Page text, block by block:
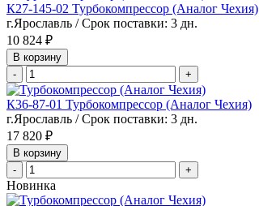
К27-145-02 Турбокомпрессор (Аналог Чехия)
г.Ярославль / Срок поставки: 3 дн.
10 824 ₽
В корзину
-
+
К36-87-01 Турбокомпрессор (Аналог Чехия)
г.Ярославль / Срок поставки: 3 дн.
17 820 ₽
В корзину
-
+
Новинка